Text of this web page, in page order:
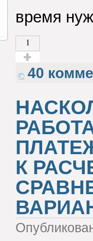
время
1
Голос за!
40
К